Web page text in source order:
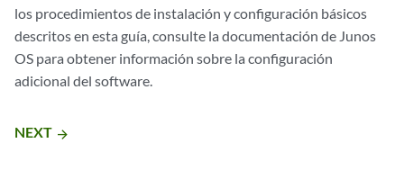
los procedimientos de instalación y configuración básicos
descritos en esta guía, consulte la documentación de Junos
OS para obtener información sobre la configuración
adicional del software.
NEXT arrow_forward